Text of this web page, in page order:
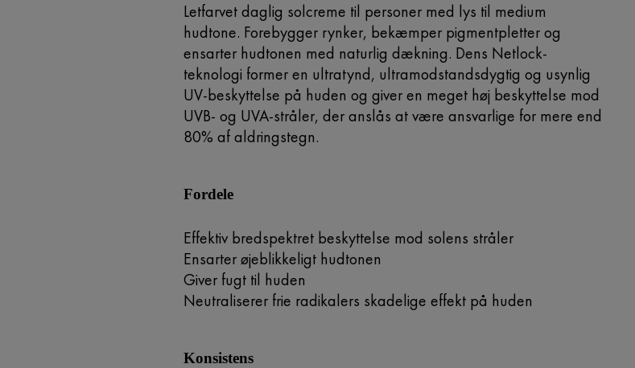
Letfarvet daglig solcreme til personer med lys til medium
hudtone. Forebygger rynker, bekæmper pigmentpletter og
ensarter hudtonen med naturlig dækning. Dens Netlock-
teknologi former en ultratynd, ultramodstandsdygtig og usynlig
UV-beskyttelse på huden og giver en meget høj beskyttelse mod
UVB- og UVA-stråler, der anslås at være ansvarlige for mere end
80% af aldringstegn.
Fordele
Effektiv bredspektret beskyttelse mod solens stråler
Ensarter øjeblikkeligt hudtonen
Giver fugt til huden
Neutraliserer frie radikalers skadelige effekt på huden
Konsistens